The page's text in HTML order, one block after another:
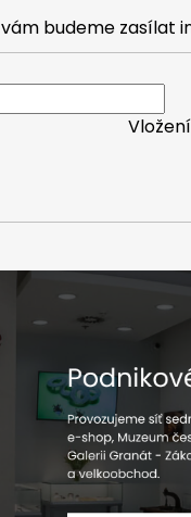
budeme zasílat